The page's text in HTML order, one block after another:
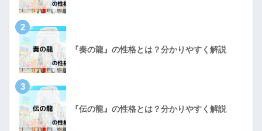
2
『奏の龍』の性格とは？分かりやすく解説
3
『伝の龍』の性格とは？分かりやすく解説